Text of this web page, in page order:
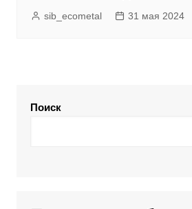
sib_ecometal 31 мая 2024
Поиск